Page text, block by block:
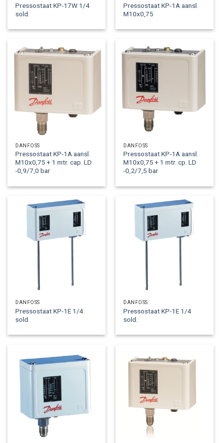
Pressostaat KP-17W 1/4
sold.
Pressostaat KP-1A aansl.
M10x0,75
DANFOSS
Pressostaat KP-1A aansl.
M10x0,75 + 1 mtr. cap. LD
-0,9/7,0 bar
DANFOSS
Pressostaat KP-1A aansl.
M10x0,75 + 1 mtr. cp. LD
-0,2/7,5 bar
DANFOSS
Pressostaat KP-1E 1/4
sold.
DANFOSS
Pressostaat KP-1E 1/4
sold.